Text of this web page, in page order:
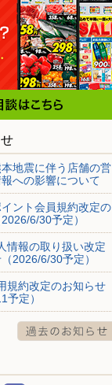
本地震に伴う店舗の営
への影響について
ント会員規約改定の
6/30予定）
情報の取り扱い改定
2026/6/30予定）
規約改定のお知らせ
予定）